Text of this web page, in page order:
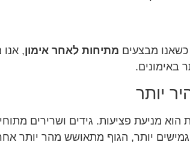
מבצעים מתיחות לאחר אימון,
באימונים.
יותר
מניעת פציעות. גידים ושרירים
יותר, הגוף מתאושש מהר יותר